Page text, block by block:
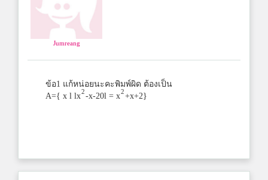
Jumreang
ข้อ1 แก้หน่อยนะคะพิมพ์ผิด ต้องเป็น
A={ x l lx2-x-20l = x2+x+2}